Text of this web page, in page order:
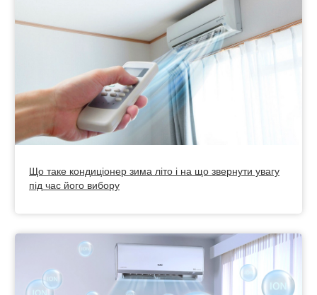
Що таке кондиціонер зима літо і на що звернути увагу
під час його вибору